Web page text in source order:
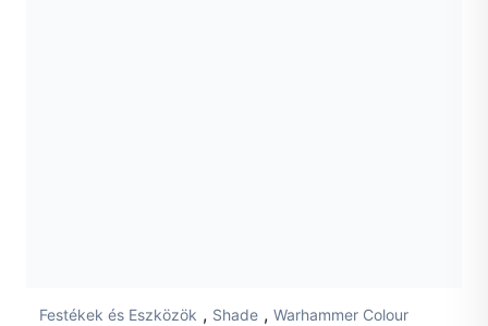
Festékek és Eszközök , Shade , Warhammer Colour